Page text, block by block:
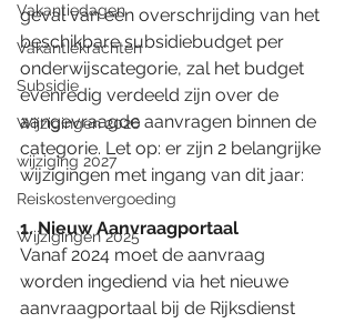
Vakantiedagen
Vakantiekrachten
Subsidie
Wijzigingen 2026
wijziging 2027
Reiskostenvergoeding
Wijzigingen 2025
geval van een overschrijding van het
beschikbare subsidiebudget per
onderwijscategorie, zal het budget
evenredig verdeeld zijn over de
aangevraagde aanvragen binnen de
categorie. Let op: er zijn 2 belangrijke
wijzigingen met ingang van dit jaar:
1. Nieuw Aanvraagportaal
Vanaf 2024 moet de aanvraag
worden ingediend via het nieuwe
aanvraagportaal bij de Rijksdienst